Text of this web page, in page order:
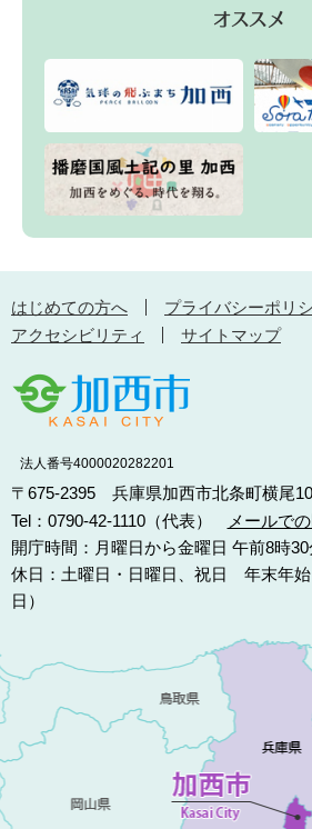
はじめての方へ
プライバシーポリ
アクセシビリティ
サイトマップ
法人番号4000020282201
〒675-2395 兵庫県加西市北条町横尾
Tel：0790-42-1110（代表）
メールで
開庁時間：月曜日から金曜日 午前8時
休日：土曜日・日曜日、祝日 年末年始
日）